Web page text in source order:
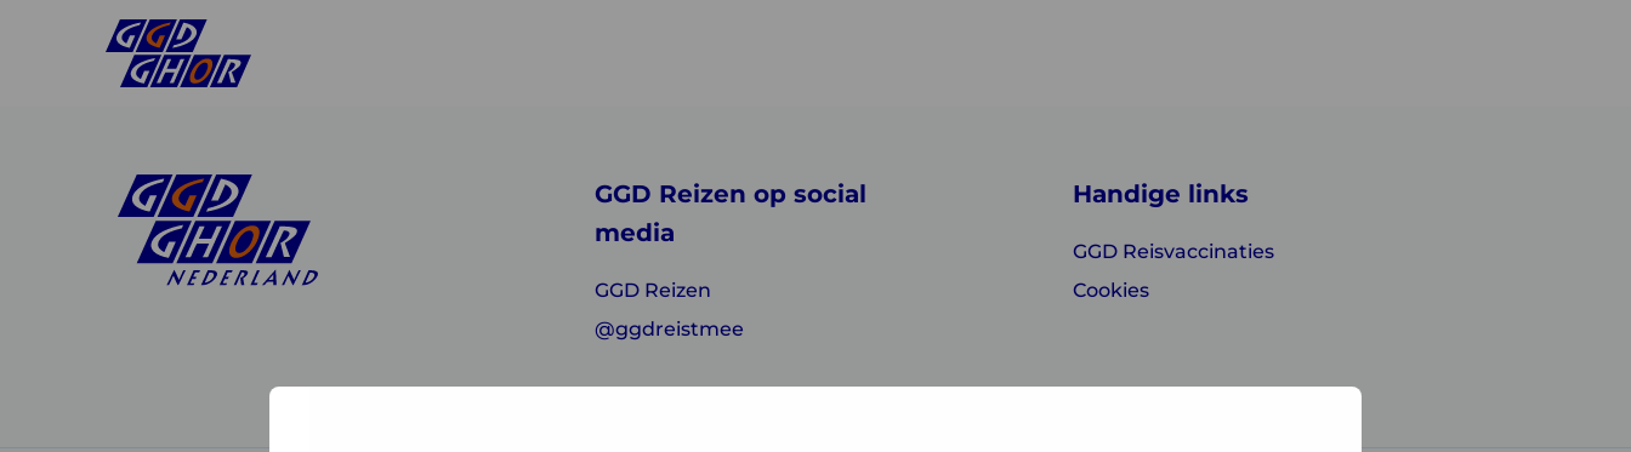
GGD Reizen op social
media
GGD Reizen
@ggdreistmee
Handige links
GGD Reisvaccinaties
Cookies